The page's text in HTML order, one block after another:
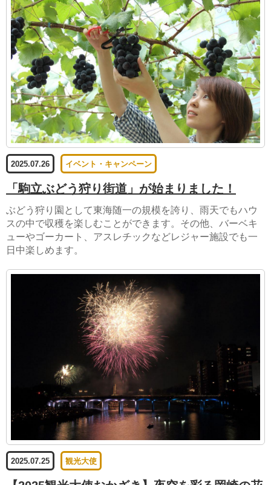
2025.07.26 イベント・キャンペーン
「駒立ぶどう狩り街道」が始まりました！
ぶどう狩り園として東海随一の規模を誇り、雨天でもハウ
スの中で収穫を楽しむことができます。その他、バーベキ
ューやゴーカート、アスレチックなどレジャー施設でも一
日中楽しめます。
2025.07.25 観光大使